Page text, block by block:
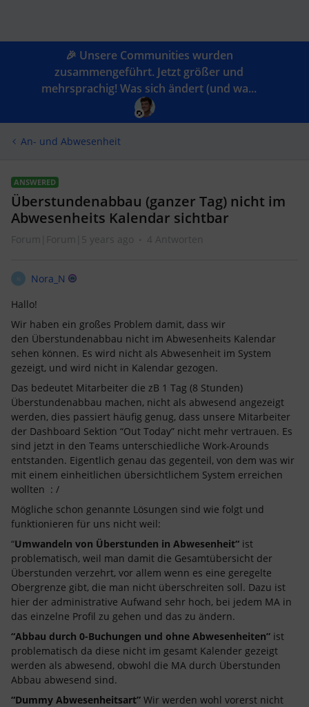
🎉 Unsere Communities wurden
zusammengeführt. Jetzt größer und
mehrsprachig! Was sich ändert (und wa...
An- und Abwesenheit
ANSWERED
Überstundenabbau (ganzer Tag) nicht im
Abwesenheits Kalendar sichtbar
Forum|Forum|5 years ago 4 Antworten
N
Nora_N
Hallo!
Wir haben ein großes Problem damit, dass wir
den Überstundenabbau nicht im Abwesenheits Kalendar
sehen können. Es wird nicht als Abwesenheit im System
gezeigt, und wird nicht in Kalendar gezogen.
Das bedeutet Mitarbeiter die zB 1 Tag (8 Stunden)
Überstundenabbau machen, nicht als abwesend angezeigt
werden, dies passiert häufig genug, dass unsere Mitarbeiter
der Dashboard Sektion “Out Today” nicht mehr vertrauen. Es
sind jetzt in den Teams unterschiedliche Work-Arounds
entstanden. Eigentlich genau das gegenteil, von dem was wir
mit einem einheitlichen übersichtlichem System erreichen
wollten : /
Mögliche schon genannte Lösungen sind wie folgt und
funktionieren für uns nicht weil:
“Umwandeln von Überstunden in Abwesenheit“ ist
problematisch, weil man damit die Gesamtübersicht der
Überstunden verzehrt, vor allem wenn es eine geregelte
Obergrenze gibt, die man nicht überschreiten soll. Dazu ist
hier der administrative Aufwand sehr hoch, bei jedem MA in
das einzelne Profil zu gehen und das zu ändern.
“Abbau durch 0-Buchungen und ohne Abwesenheiten” ist
problematisch da diese nicht im gesamt Kalender gezeigt
werden als abwesend, obwohl die MA durch Überstunden
Abbau abwesend sind.
“Dummy Abwesenheitsart” Wir werden wohl vorerst nicht